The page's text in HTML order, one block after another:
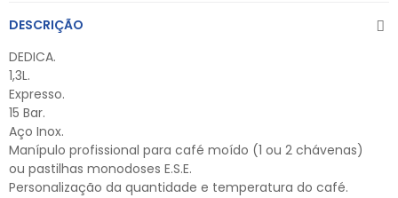
DESCRIÇÃO
DEDICA.
1,3L.
Expresso.
15 Bar.
Aço Inox.
Manípulo profissional para café moído (1 ou 2 chávenas)
ou pastilhas monodoses E.S.E.
Personalização da quantidade e temperatura do café.